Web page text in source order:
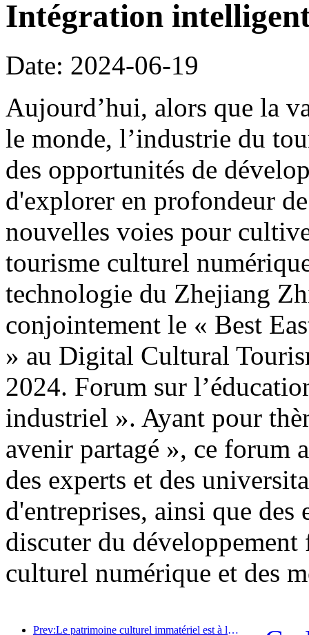
Intégration
Date: 2024-06-19
Aujourd’hui, alors que la
le monde, l’industrie du
des opportunités de
d'explorer en profondeur
nouvelles voies pour
tourisme culturel
technologie du Zhejiang
conjointement le « Best
» au Digital Cultural
2024. Forum sur
industriel ». Ayant pour
avenir partagé », ce forum
des experts et des
d'entreprises, ainsi que des
discuter du
culturel numérique et des
Prev:Le patrimoine culturel immatériel est à la tête de la mode hôtelière, où seront les prochains hôtels de villégiature haut de gamme ?